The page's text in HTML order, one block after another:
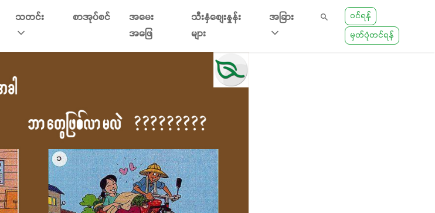
သတင်း စာအုပ်စင်
အမေး
အဖြေ
သီးနှံစျေးနှုန်း
များ
အခြား
ဝင်ရန်
မှတ်ပုံတင်ရန်